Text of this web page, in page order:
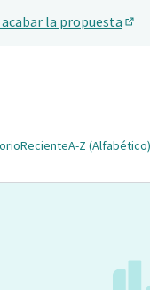
la propuesta
RecienteA-Z (Alfabético)